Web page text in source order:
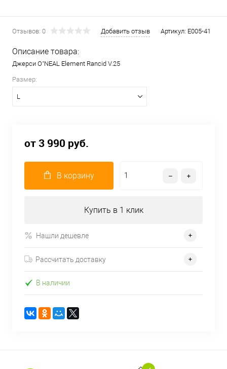
Отзывов: 0 Добавить отзыв Артикул: E005-41
Описание товара:
Джерси O’NEAL Element Rancid V.25
Размер:
L
от 3 990 руб.
В корзину
Купить в 1 клик
Нашли дешевле
Рассчитать доставку
В наличии